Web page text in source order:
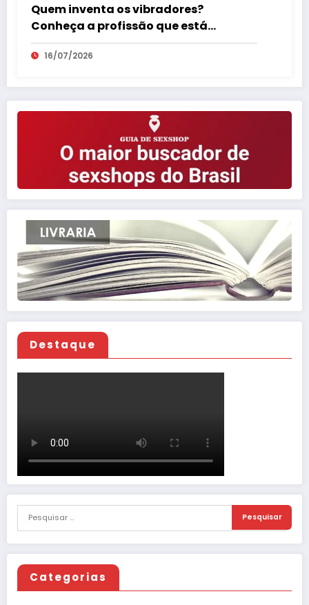
Quem inventa os vibradores?
Conheça a profissão que está
revolucionando o mercado erótico
16/07/2026
Destaque
Categorias